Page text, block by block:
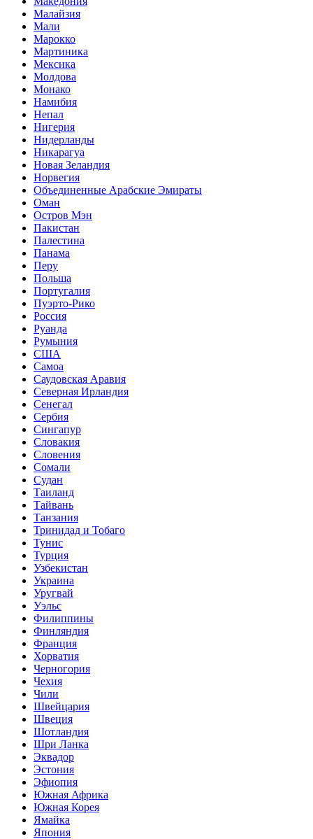
Малайзия
Мали
Марокко
Мартиника
Мексика
Молдова
Монако
Намибия
Непал
Нигерия
Нидерланды
Никарагуа
Новая Зеландия
Норвегия
Объединенные Арабские Эмираты
Оман
Остров Мэн
Пакистан
Палестина
Панама
Перу
Польша
Португалия
Пуэрто-Рико
Россия
Руанда
Румыния
США
Самоа
Саудовская Аравия
Северная Ирландия
Сенегал
Сербия
Сингапур
Словакия
Словения
Сомали
Судан
Таиланд
Тайвань
Танзания
Тринидад и Тобаго
Тунис
Турция
Узбекистан
Украина
Уругвай
Уэльс
Филиппины
Финляндия
Франция
Хорватия
Черногория
Чехия
Чили
Швейцария
Швеция
Шотландия
Шри Ланка
Эквадор
Эстония
Эфиопия
Южная Африка
Южная Корея
Ямайка
Япония